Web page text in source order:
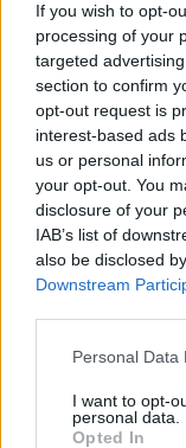
If you wish to opt-
processing of your
targeted
section to confirm
opt-out request is
interest-based ads
us or personal
your opt-out. You
disclosure of your
IAB’s list of
also be disclosed
Downstream
Personal Data
I want to opt-
personal data.
Opted In
Žiniasklaida:
savininkas
duoda 99,9 proc.,
nedalyvaus
rinkimuose